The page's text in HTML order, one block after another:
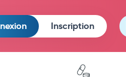
Inscription